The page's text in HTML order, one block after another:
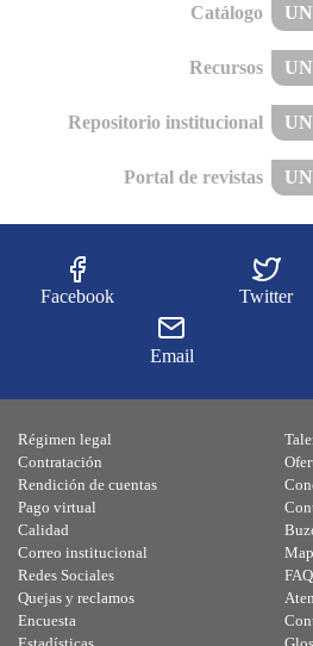
Catálogo
Recursos
Repositorio institucional
Portal de revistas
Facebook Twitter
Email
Régimen legal
Contratación
Rendición de cuentas
Pago virtual
Calidad
Correo institucional
Redes Sociales
Quejas y reclamos
Encuesta
FAQ